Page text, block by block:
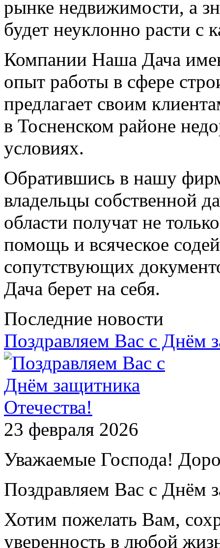
рынке недвижимости, а
будет неуклонно расти с
Компании Наша Дача
опыт работы в сфере
предлагает своим
в Тосненском районе
условиях.
Обратившись в нашу
владельцы собственной
области получат не
помощь и всяческое
сопутствующих
Дача берет на себя.
Последние новости
Поздравляем Вас с Днём
23 февраля 2026
Уважаемые Господа!
Поздравляем Вас с Днём
Хотим пожелать Вам,
уверенность в любой